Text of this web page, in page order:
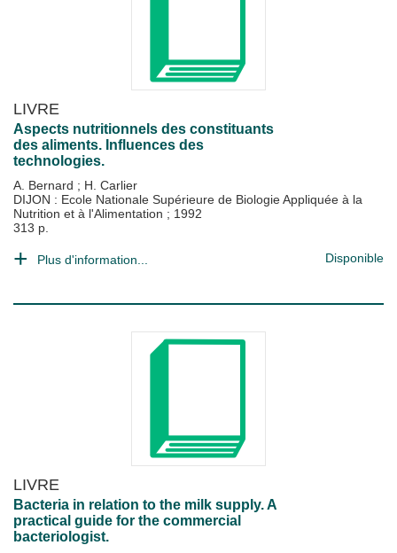
LIVRE
Aspects nutritionnels des constituants
des aliments. Influences des
technologies.
A. Bernard ; H. Carlier
DIJON : Ecole Nationale Supérieure de Biologie Appliquée à la
Nutrition et à l'Alimentation ; 1992
313 p.
Plus d'information... Disponible
LIVRE
Bacteria in relation to the milk supply. A
practical guide for the commercial
bacteriologist.